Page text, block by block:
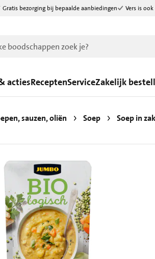
Gratis bezorging bij bepaalde aanbiedingen Vers is
actiesReceptenServiceZakelijk
sauzen, oliën Soep Soep in zak